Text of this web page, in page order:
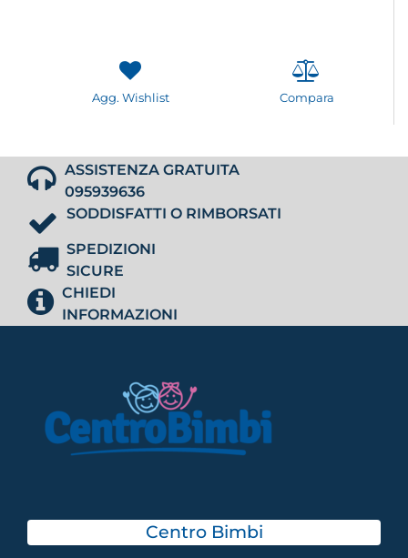
Agg. Wishlist Compara
ASSISTENZA GRATUITA
095939636
SODDISFATTI O RIMBORSATI
SPEDIZIONI
SICURE
CHIEDI
INFORMAZIONI
Centro Bimbi